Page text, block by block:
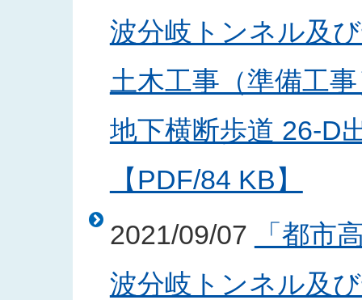
波分岐トンネル及
土木工事（準備工
地下横断歩道 26-D
【PDF/84 KB】
2021/09/07
「都市
波分岐トンネル及